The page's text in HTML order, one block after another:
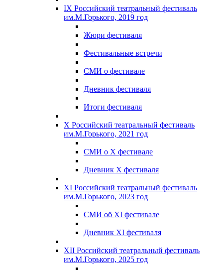
IX Российский театральный фестиваль
им.М.Горького, 2019 год
Жюри фестиваля
Фестивальные встречи
СМИ о фестивале
Дневник фестиваля
Итоги фестиваля
X Российский театральный фестиваль
им.М.Горького, 2021 год
СМИ о X фестивале
Дневник X фестиваля
XI Российский театральный фестиваль
им.М.Горького, 2023 год
СМИ об XI фестивале
Дневник XI фестиваля
XII Российский театральный фестиваль
им.М.Горького, 2025 год